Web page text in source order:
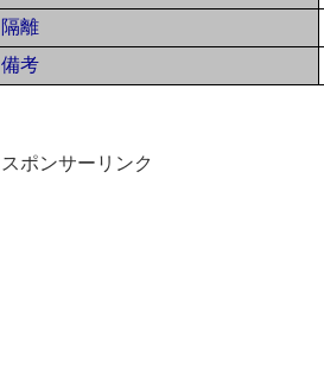
隔離
備考
スポンサーリンク